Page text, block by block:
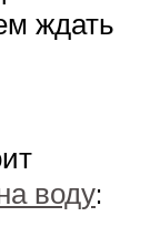
ждать
воду: